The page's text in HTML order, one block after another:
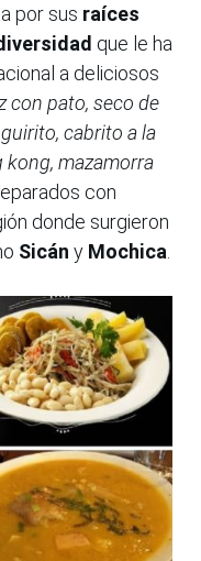
por sus raíces
que le ha
a deliciosos
con pato, seco de
cabrito a la
mazamorra
con
donde surgieron
Sicán y Mochica